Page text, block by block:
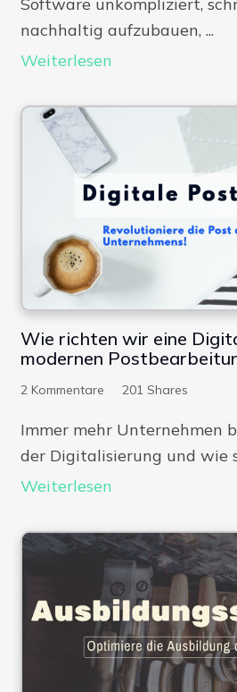
nachhaltig aufzubauen, ...
Weiterlesen
Wie richten wir eine
modernen
2 Kommentare 201 Shares
Immer mehr Unternehmen
der Digitalisierung und wie
Weiterlesen